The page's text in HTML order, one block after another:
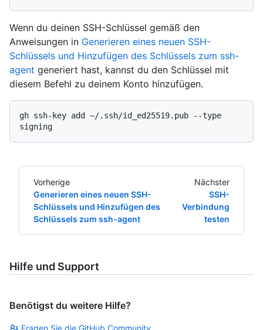
Wenn du deinen SSH-Schlüssel gemäß den
Anweisungen in Generieren eines neuen SSH-
Schlüssels und Hinzufügen des Schlüssels zum ssh-
agent generiert hast, kannst du den Schlüssel mit
diesem Befehl zu deinem Konto hinzufügen.
gh ssh-key add ~/.ssh/id_ed25519.pub --type
Vorherige
Generieren eines neuen SSH-
Schlüssels und Hinzufügen des
Schlüssels zum ssh-agent
Nächster
SSH-
Verbindung
testen
Hilfe und Support
Benötigst du weitere Hilfe?
Fragen Sie die GitHub Community